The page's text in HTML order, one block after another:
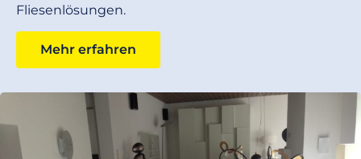
Fliesenlösungen.
Mehr erfahren